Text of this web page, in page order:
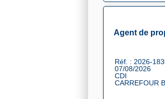
Agent de
Réf. : 2026-
07/08/2026
CDI
CARREFOUR